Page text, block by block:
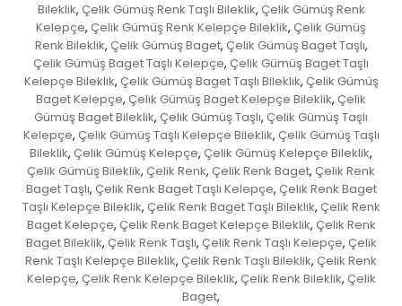
Bileklik, Çelik Gümüş Renk Taşlı Bileklik, Çelik Gümüş Renk
Kelepçe, Çelik Gümüş Renk Kelepçe Bileklik, Çelik Gümüş
Renk Bileklik, Çelik Gümüş Baget, Çelik Gümüş Baget Taşlı,
Çelik Gümüş Baget Taşlı Kelepçe, Çelik Gümüş Baget Taşlı
Kelepçe Bileklik, Çelik Gümüş Baget Taşlı Bileklik, Çelik Gümüş
Baget Kelepçe, Çelik Gümüş Baget Kelepçe Bileklik, Çelik
Gümüş Baget Bileklik, Çelik Gümüş Taşlı, Çelik Gümüş Taşlı
Kelepçe, Çelik Gümüş Taşlı Kelepçe Bileklik, Çelik Gümüş Taşlı
Bileklik, Çelik Gümüş Kelepçe, Çelik Gümüş Kelepçe Bileklik,
Çelik Gümüş Bileklik, Çelik Renk, Çelik Renk Baget, Çelik Renk
Baget Taşlı, Çelik Renk Baget Taşlı Kelepçe, Çelik Renk Baget
Taşlı Kelepçe Bileklik, Çelik Renk Baget Taşlı Bileklik, Çelik Renk
Baget Kelepçe, Çelik Renk Baget Kelepçe Bileklik, Çelik Renk
Baget Bileklik, Çelik Renk Taşlı, Çelik Renk Taşlı Kelepçe, Çelik
Renk Taşlı Kelepçe Bileklik, Çelik Renk Taşlı Bileklik, Çelik Renk
Kelepçe, Çelik Renk Kelepçe Bileklik, Çelik Renk Bileklik, Çelik
Baget,